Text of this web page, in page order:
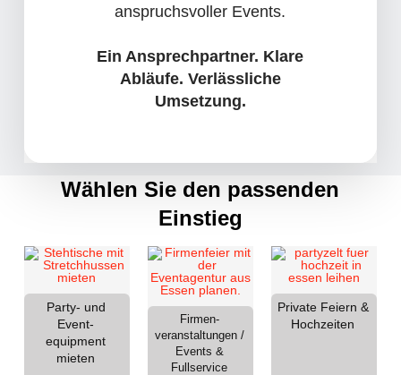
anspruchsvoller Events.
Ein Ansprechpartner. Klare
Abläufe. Verlässliche
Umsetzung.
Wählen Sie den passenden
Einstieg
Party- und
Event-
equipment
mieten
Firmen-
veranstaltungen /
Events &
Fullservice
Private Feiern &
Hochzeiten